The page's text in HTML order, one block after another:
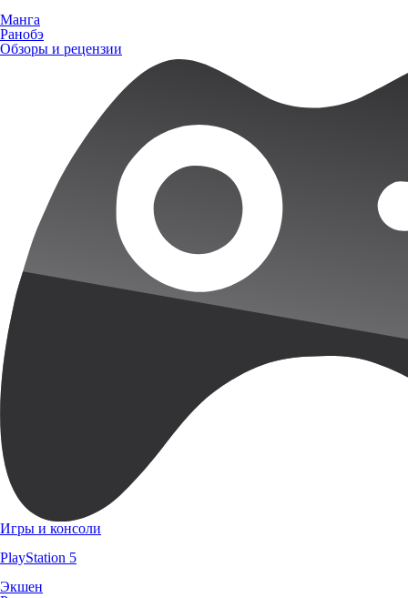
Манга
Ранобэ
Обзоры и рецензии
Игры и консоли
PlayStation 5
Экшен